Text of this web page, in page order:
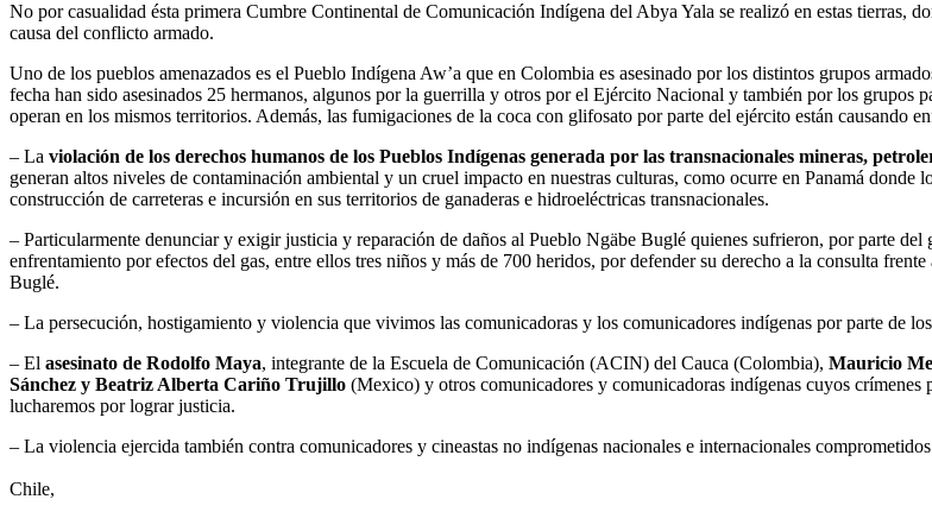
No por casualidad ésta primera Cumbre Continental de Comunicación Indígena del Abya Yala se realizó en estas tierras,
causa del conflicto armado.
Uno de los pueblos amenazados es el Pueblo Indígena Aw’a que en Colombia es asesinado por los distintos grupos
fecha han sido asesinados 25 hermanos, algunos por la guerrilla y otros por el Ejército Nacional y también por los
operan en los mismos territorios. Además, las fumigaciones de la coca con glifosato por parte del ejército están causando
– La violación de los derechos humanos de los Pueblos Indígenas generada por las transnacionales mineras,
generan altos niveles de contaminación ambiental y un cruel impacto en nuestras culturas, como ocurre en Panamá
construcción de carreteras e incursión en sus territorios de ganaderas e hidroeléctricas transnacionales.
– Particularmente denunciar y exigir justicia y reparación de daños al Pueblo Ngäbe Buglé quienes sufrieron, por parte
enfrentamiento por efectos del gas, entre ellos tres niños y más de 700 heridos, por defender su derecho a la consulta
Buglé.
– La persecución, hostigamiento y violencia que vivimos las comunicadoras y los comunicadores indígenas por parte de
– El asesinato de Rodolfo Maya, integrante de la Escuela de Comunicación (ACIN) del Cauca (Colombia), Mauricio
Sánchez y Beatriz Alberta Cariño Trujillo (Mexico) y otros comunicadores y comunicadoras indígenas cuyos
lucharemos por lograr justicia.
– La violencia ejercida también contra comunicadores y cineastas no indígenas nacionales e internacionales
Chile,